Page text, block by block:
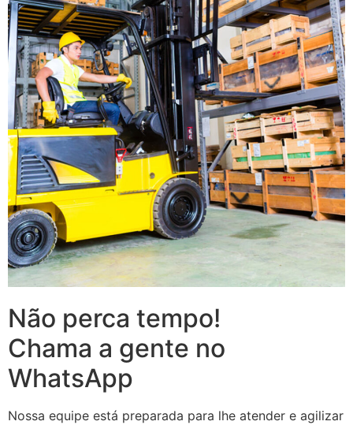
Não perca tempo!
Chama a gente no
WhatsApp
Nossa equipe está preparada para lhe atender e agilizar